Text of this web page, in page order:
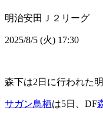
明治安田Ｊ２リーグ
2025/8/5 (火) 17:30
森下は2日に行われた
サガン鳥栖は5日、DF